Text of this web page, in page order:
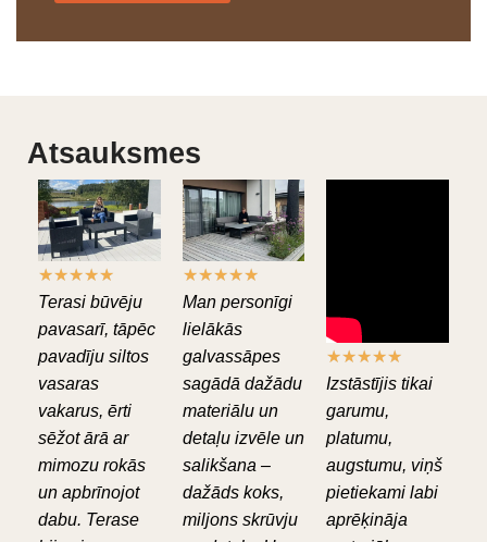
Atsauksmes
★★★★★
Terasi būvēju
pavasarī, tāpēc
pavadīju siltos
vasaras
vakarus, ērti
sēžot ārā ar
mimozu rokās
un apbrīnojot
dabu. Terase
★★★★★
Man personīgi
lielākās
galvassāpes
sagādā dažādu
materiālu un
detaļu izvēle un
salikšana –
dažāds koks,
miljons skrūvju
★★★★★
Izstāstījis tikai
garumu,
platumu,
augstumu, viņš
pietiekami labi
aprēķināja